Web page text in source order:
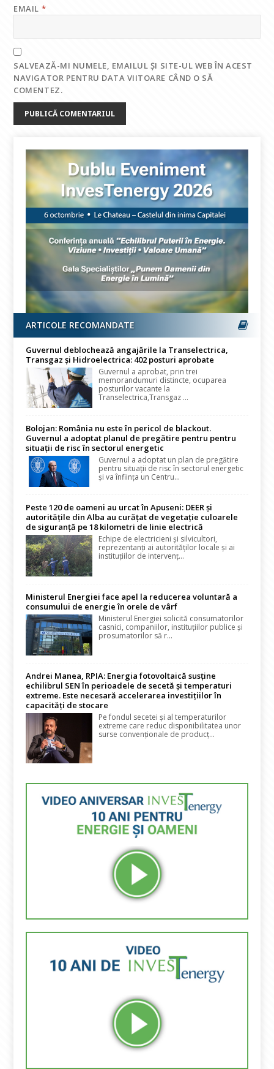
EMAIL *
SALVEAZĂ-MI NUMELE, EMAILUL ȘI SITE-UL WEB ÎN ACEST
NAVIGATOR PENTRU DATA VIITOARE CÂND O SĂ
COMENTEZ.
ARTICOLE RECOMANDATE
Guvernul deblochează angajările la Transelectrica,
Transgaz și Hidroelectrica: 402 posturi aprobate
Guvernul a aprobat, prin trei
memorandumuri distincte, ocuparea
posturilor vacante la
Transelectrica,Transgaz ...
Bolojan: România nu este în pericol de blackout.
Guvernul a adoptat planul de pregătire pentru pentru
situații de risc în sectorul energetic
Guvernul a adoptat un plan de pregătire
pentru situații de risc în sectorul energetic
și va înființa un Centru...
Peste 120 de oameni au urcat în Apuseni: DEER și
autoritățile din Alba au curățat de vegetație culoarele
de siguranță pe 18 kilometri de linie electrică
Echipe de electricieni și silvicultori,
reprezentanți ai autorităților locale și ai
instituțiilor de intervenț...
Ministerul Energiei face apel la reducerea voluntară a
consumului de energie în orele de vârf
Ministerul Energiei solicită consumatorilor
casnici, companiilor, instituțiilor publice și
prosumatorilor să r...
Andrei Manea, RPIA: Energia fotovoltaică susține
echilibrul SEN în perioadele de secetă și temperaturi
extreme. Este necesară accelerarea investițiilor în
capacități de stocare
Pe fondul secetei și al temperaturilor
extreme care reduc disponibilitatea unor
surse convenționale de producț...